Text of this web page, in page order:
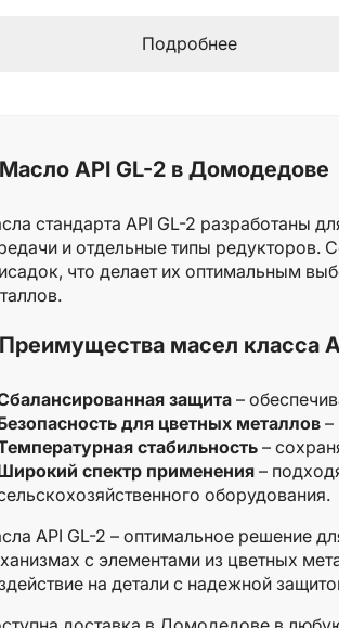
Подробнее
Масло API GL-2 в Домодедове
стандарта API GL-2 разработаны
и отдельные типы редукторов.
что делает их оптимальным
Преимущества масел класса
защита –
для цветных металлов–
стабильность –
спектр применения –
оборудования.
API GL-2 – оптимальное решение
с элементами из цветных
на детали с надежной